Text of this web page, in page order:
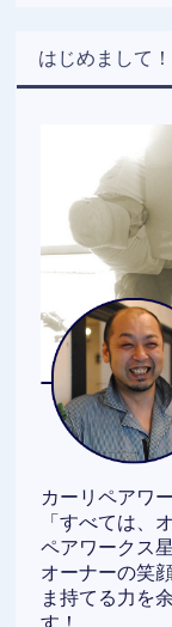
はじめまして！
カーリペアワ
「すべては、
ペアワークス
オーナーの笑
ま持てる力を